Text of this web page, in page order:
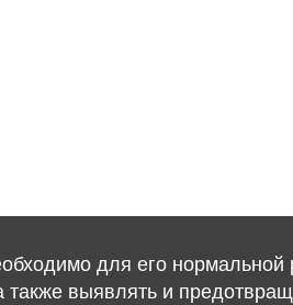
для его
также выявлять и